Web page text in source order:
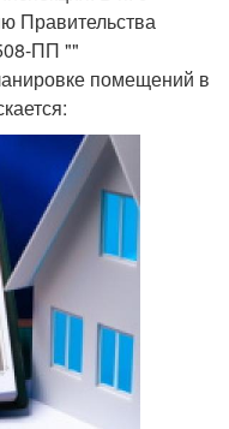
Правительства
ПП ""
помещений в